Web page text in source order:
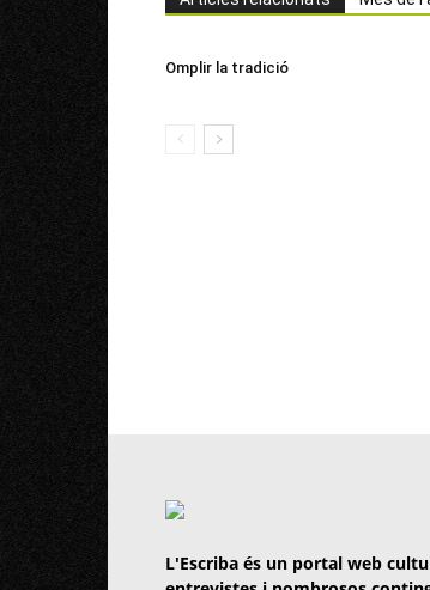
Omplir la tradició
L'Escriba és un portal web